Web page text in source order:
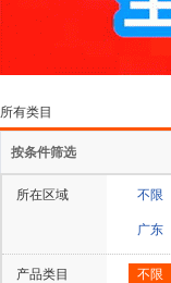
所有类目
按条件筛选
所在区域 不限
广东
产品类目 不限